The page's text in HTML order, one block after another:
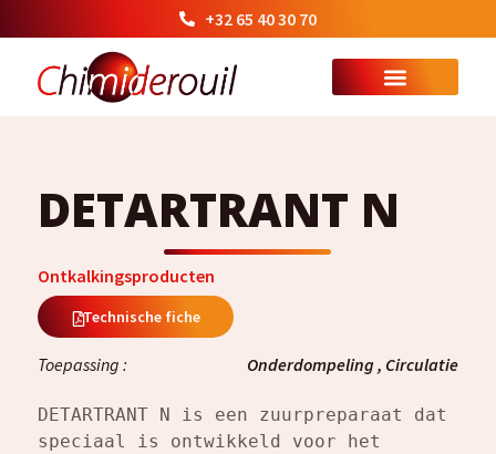
+32 65 40 30 70
DETARTRANT N
Ontkalkingsproducten
Technische fiche
Toepassing : Onderdompeling , Circulatie
DETARTRANT N is een zuurpreparaat dat
speciaal is ontwikkeld voor het